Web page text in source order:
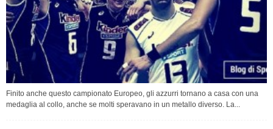
Finito anche questo campionato Europeo, gli azzurri tornano a casa con una
medaglia al collo, anche se molti speravano in un metallo diverso. La...